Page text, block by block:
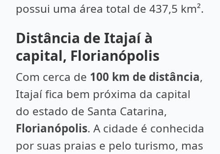
possui uma área total de 437,5 km².
Distância de Itajaí à
capital, Florianópolis
Com cerca de 100 km de distância,
Itajaí fica bem próxima da capital
do estado de Santa Catarina,
Florianópolis. A cidade é conhecida
por suas praias e pelo turismo, mas